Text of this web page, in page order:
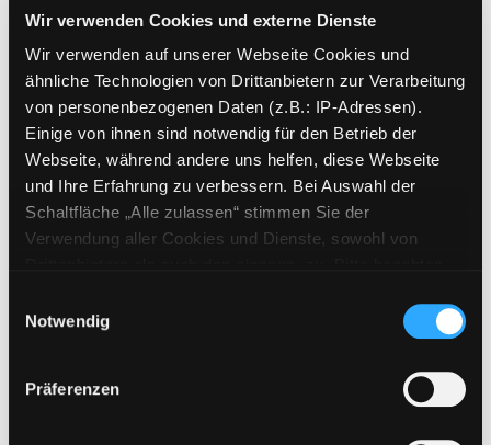
Wir verwenden Cookies und externe Dienste
Wir verwenden auf unserer Webseite Cookies und
ähnliche Technologien von Drittanbietern zur Verarbeitung
von personenbezogenen Daten (z.B.: IP-Adressen).
Einige von ihnen sind notwendig für den Betrieb der
Webseite, während andere uns helfen, diese Webseite
und Ihre Erfahrung zu verbessern. Bei Auswahl der
Schaltfläche „Alle zulassen“ stimmen Sie der
Verwendung aller Cookies und Dienste, sowohl von
Cookies von Drittanbietern, eine Verarbeitung in
unsicheren Drittländern (Länder außerhalb des EWR
ohne adäquates Datenschutzniveau) stattfinden kann. In
diesem Zusammenhang können aktuell Risiken für
Notwendig
Präferenzen
Weitere Suchkriterien
Erwerbungen der letzten Tage
Jahr von
Medien anzeigen, die nach dem Jahr veröffentlicht
Jahr bis
Medien anzeigen, die vor dem
E-Medien
Mediengruppe